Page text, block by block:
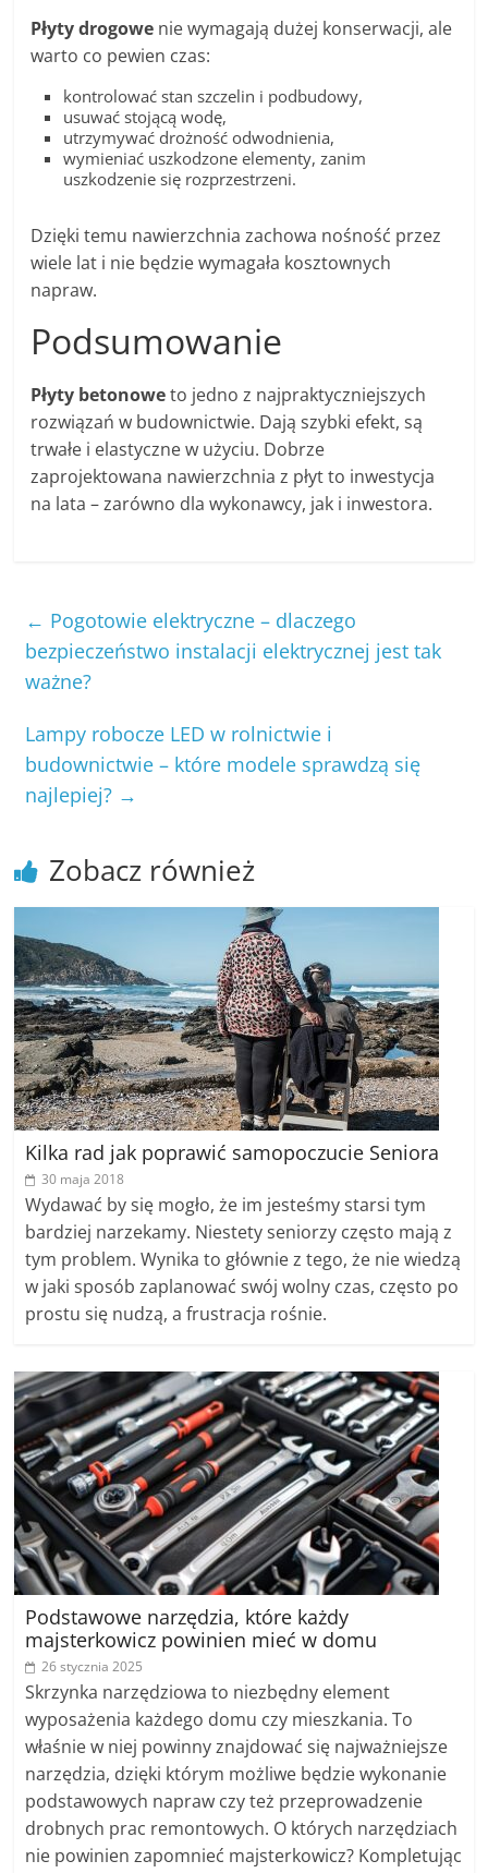
Płyty drogowe nie wymagają dużej konserwacji, ale
warto co pewien czas:
kontrolować stan szczelin i podbudowy,
usuwać stojącą wodę,
utrzymywać drożność odwodnienia,
wymieniać uszkodzone elementy, zanim
uszkodzenie się rozprzestrzeni.
Dzięki temu nawierzchnia zachowa nośność przez
wiele lat i nie będzie wymagała kosztownych
napraw.
Podsumowanie
Płyty betonoweto jedno z najpraktyczniejszych
rozwiązań w budownictwie. Dają szybki efekt, są
trwałe i elastyczne w użyciu. Dobrze
zaprojektowana nawierzchnia z płyt to inwestycja
na lata – zarówno dla wykonawcy, jak i inwestora.
← Pogotowie elektryczne – dlaczego
bezpieczeństwo instalacji elektrycznej jest tak
ważne?
Lampy robocze LED w rolnictwie i
budownictwie – które modele sprawdzą się
najlepiej? →
Zobacz również
Kilka rad jak poprawić samopoczucie Seniora
30 maja 2018
Wydawać by się mogło, że im jesteśmy starsi tym
bardziej narzekamy. Niestety seniorzy często mają z
tym problem. Wynika to głównie z tego, że nie wiedzą
w jaki sposób zaplanować swój wolny czas, często po
prostu się nudzą, a frustracja rośnie.
Podstawowe narzędzia, które każdy
majsterkowicz powinien mieć w domu
26 stycznia 2025
Skrzynka narzędziowa to niezbędny element
wyposażenia każdego domu czy mieszkania. To
właśnie w niej powinny znajdować się najważniejsze
narzędzia, dzięki którym możliwe będzie wykonanie
podstawowych napraw czy też przeprowadzenie
drobnych prac remontowych. O których narzędziach
nie powinien zapomnieć majsterkowicz? Kompletując